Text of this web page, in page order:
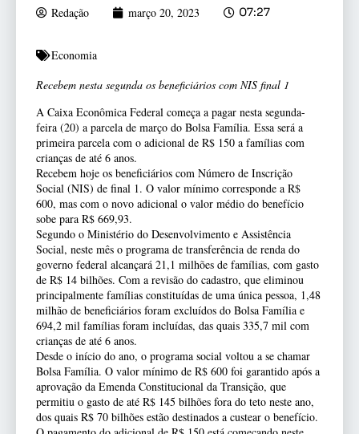
Redação março 20, 2023 07:27
Economia
Recebem nesta segunda os beneficiários com NIS final 1
A Caixa Econômica Federal começa a pagar nesta segunda-
feira (20) a parcela de março do Bolsa Família. Essa será a
primeira parcela com o adicional de R$ 150 a famílias com
crianças de até 6 anos.
Recebem hoje os beneficiários com Número de Inscrição
Social (NIS) de final 1. O valor mínimo corresponde a R$
600, mas com o novo adicional o valor médio do benefício
sobe para R$ 669,93.
Segundo o Ministério do Desenvolvimento e Assistência
Social, neste mês o programa de transferência de renda do
governo federal alcançará 21,1 milhões de famílias, com gasto
de R$ 14 bilhões. Com a revisão do cadastro, que eliminou
principalmente famílias constituídas de uma única pessoa, 1,48
milhão de beneficiários foram excluídos do Bolsa Família e
694,2 mil famílias foram incluídas, das quais 335,7 mil com
crianças de até 6 anos.
Desde o início do ano, o programa social voltou a se chamar
Bolsa Família. O valor mínimo de R$ 600 foi garantido após a
aprovação da Emenda Constitucional da Transição, que
permitiu o gasto de até R$ 145 bilhões fora do teto neste ano,
dos quais R$ 70 bilhões estão destinados a custear o benefício.